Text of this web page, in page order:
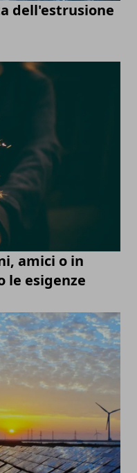
dell'estrusione
amici o in
le esigenze